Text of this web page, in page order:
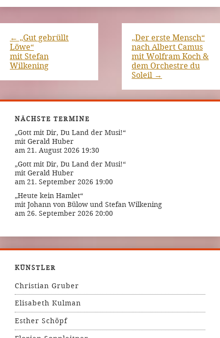
← „Gut gebrüllt
Löwe“
mit Stefan
Wilkening
„Der erste Mensch“
nach Albert Camus
mit Wolfram Koch &
dem Orchestre du
Soleil →
NÄCHSTE TERMINE
„Gott mit Dir, Du Land der Musi!“
mit Gerald Huber
am 21. August 2026 19:30
„Gott mit Dir, Du Land der Musi!“
mit Gerald Huber
am 21. September 2026 19:00
„Heute kein Hamlet“
mit Johann von Bülow und Stefan Wilkening
am 26. September 2026 20:00
KÜNSTLER
Christian Gruber
Elisabeth Kulman
Esther Schöpf